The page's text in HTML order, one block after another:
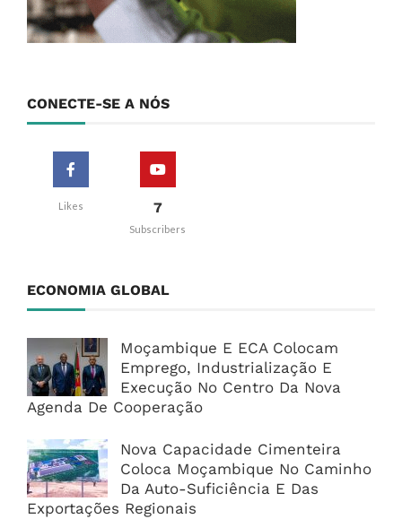
CONECTE-SE A NÓS
Likes 7
Subscribers
ECONOMIA GLOBAL
Moçambique E ECA Colocam
Emprego, Industrialização E
Execução No Centro Da Nova
Agenda De Cooperação
Nova Capacidade Cimenteira
Coloca Moçambique No Caminho
Da Auto-Suficiência E Das
Exportações Regionais